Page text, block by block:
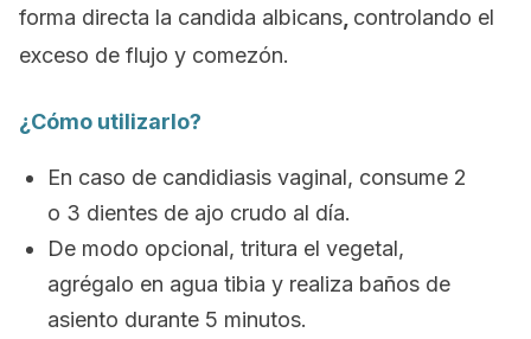
forma directa la candida albicans controlando el
exceso de flujo y comezón.
¿Cómo utilizarlo?
En caso de candidiasis vaginal, consume 2
o 3 dientes de ajo crudo al día.
De modo opcional, tritura el vegetal,
agrégalo en agua tibia y realiza baños de
asiento durante 5 minutos.